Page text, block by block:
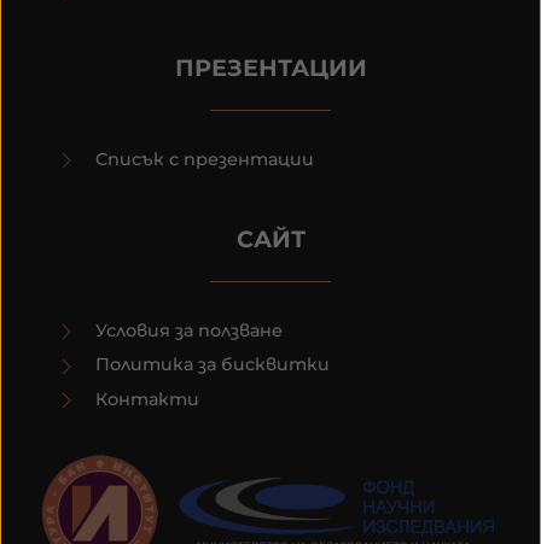
ПРЕЗЕНТАЦИИ
Списък с презентации
САЙТ
Условия за ползване
Политика за бисквитки
Контакти